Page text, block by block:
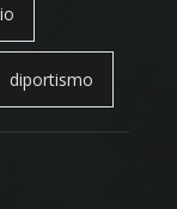
diportismo